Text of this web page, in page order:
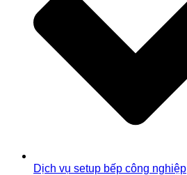
Dịch vụ setup bếp công nghiệp